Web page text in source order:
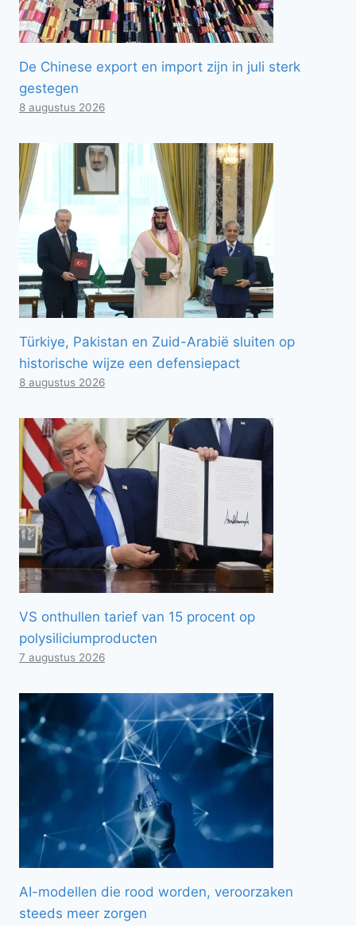
De Chinese export en import zijn in juli sterk
gestegen
8 augustus 2026
Türkiye, Pakistan en Zuid-Arabië sluiten op
historische wijze een defensiepact
8 augustus 2026
VS onthullen tarief van 15 procent op
polysiliciumproducten
7 augustus 2026
AI-modellen die rood worden, veroorzaken
steeds meer zorgen